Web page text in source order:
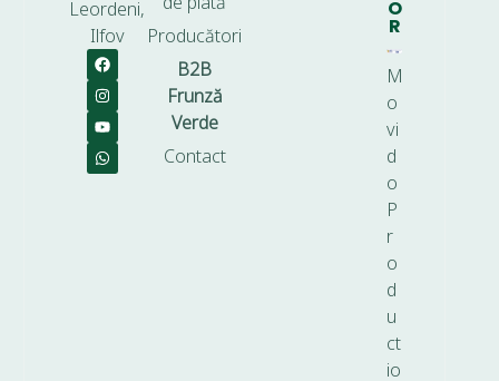
Leordeni,
Ilfov
Producători
B2B
Frunză
Verde
Contact
O
R
M
o
vi
d
o
P
r
o
d
u
ct
io